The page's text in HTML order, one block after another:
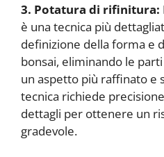
3. Potatura di rifinitura:
è una tecnica più
definizione della forma e
bonsai, eliminando le
un aspetto più raffinato e
tecnica richiede
dettagli per ottenere un
gradevole.